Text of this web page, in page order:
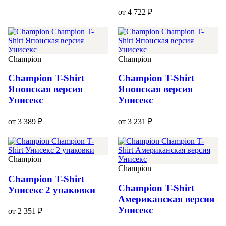
от 4 722 ₽
Champion
Champion T-Shirt
Японская версия
Унисекс
от 3 389 ₽
Champion
Champion T-Shirt
Японская версия
Унисекс
от 3 231 ₽
Champion
Champion T-Shirt
Унисекс 2 упаковки
от 2 351 ₽
Champion
Champion T-Shirt
Американская версия
Унисекс